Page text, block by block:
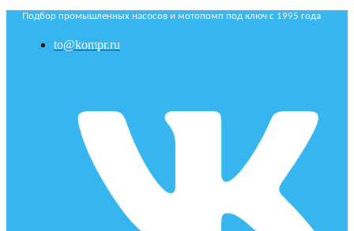
Подбор промышленных насосов и мотопомп под ключ с 1995 года
to@kompr.ru